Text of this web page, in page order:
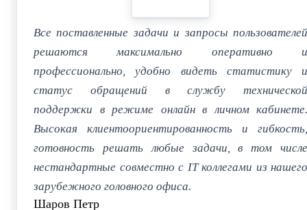
Все поставленные задачи и запросы пользователей
решаются максимально оперативно и
профессионально, удобно видеть статистику и
статус обращений в службу технической
поддержки в режиме онлайн в личном кабинете.
Высокая клиентоориентированность и гибкость,
готовность решать любые задачи, в том числе
нестандартные совместно с IT коллегами из нашего
зарубежного головного офиса.
Шаров Петр